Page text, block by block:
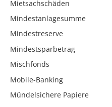
Mietsachschäden
Mindestanlagesumme
Mindestreserve
Mindestsparbetrag
Mischfonds
Mobile-Banking
Mündelsichere Papiere